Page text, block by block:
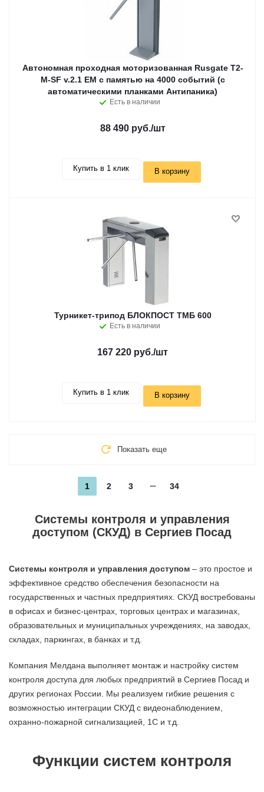
Автономная проходная моторизованная Rusgate T2-
M-SF v.2.1 EM с памятью на 4000 событий (с
автоматическими планками Антипаника)
Есть в наличии
88 490 руб./шт
Купить в 1 клик В корзину
Турникет-трипод БЛОКПОСТ ТМБ 600
Есть в наличии
167 220 руб./шт
Купить в 1 клик В корзину
Показать еще
1 2 3 34
Системы контроля и управления
доступом (СКУД) в Сергиев Посад
Системы контроля и управления доступом – это простое и
эффективное средство обеспечения безопасности на
государственных и частных предприятиях. СКУД востребованы
в офисах и бизнес-центрах, торговых центрах и магазинах,
образовательных и муниципальных учреждениях, на заводах,
складах, паркингах, в банках и т.д.
Компания Мелдана выполняет монтаж и настройку систем
контроля доступа для любых предприятий в Сергиев Посад и
других регионах России. Мы реализуем гибкие решения с
возможностью интеграции СКУД с видеонаблюдением,
охранно-пожарной сигнализацией, 1С и т.д.
Функции систем контроля